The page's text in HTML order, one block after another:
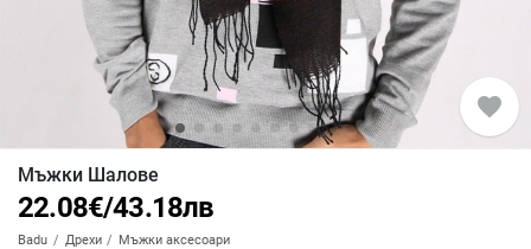
favorite
Мъжки Шалове
22.08€/43.18лв
Badu Дрехи Мъжки аксесоари